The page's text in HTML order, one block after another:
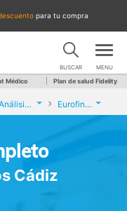
para tu compra
BUSCAR MENU
Médico Plan de salud Fidelity
Análisis de orina completo Eurofins Análisis Clínicos Cádiz
Cádiz